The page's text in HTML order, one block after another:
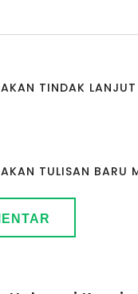
TINDAK
TULISAN BARU